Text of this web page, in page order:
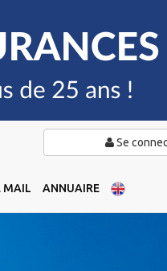
Se
MAIL ANNUAIRE